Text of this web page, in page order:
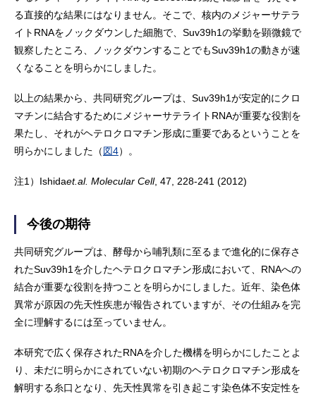
る直接的な結果にはなりません。そこで、核内のメジャーサテラ
イトRNAをノックダウンした細胞で、Suv39h1の挙動を顕微鏡で
観察したところ、ノックダウンすることでもSuv39h1の動きが速
くなることを明らかにしました。
以上の結果から、共同研究グループは、Suv39h1が安定的にクロ
マチンに結合するためにメジャーサテライトRNAが重要な役割を
果たし、それがヘテロクロマチン形成に重要であるということを
明らかにしました（図4）。
注1） Ishidaet.al. Molecular Cell, 47, 228-241 (2012)
今後の期待
共同研究グループは、酵母から哺乳類に至るまで進化的に保存さ
れたSuv39h1を介したヘテロクロマチン形成において、RNAへの
結合が重要な役割を持つことを明らかにしました。近年、染色体
異常が原因の先天性疾患が報告されていますが、その仕組みを完
全に理解するには至っていません。
本研究で広く保存されたRNAを介した機構を明らかにしたことよ
り、未だに明らかにされていない初期のヘテロクロマチン形成を
解明する糸口となり、先天性異常を引き起こす染色体不安定性を